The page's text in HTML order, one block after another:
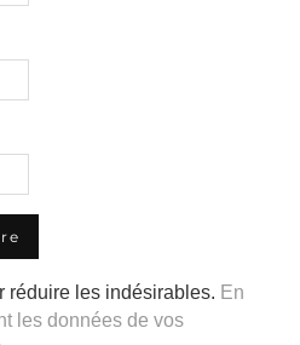
réduire les indésirables. En
les données de vos